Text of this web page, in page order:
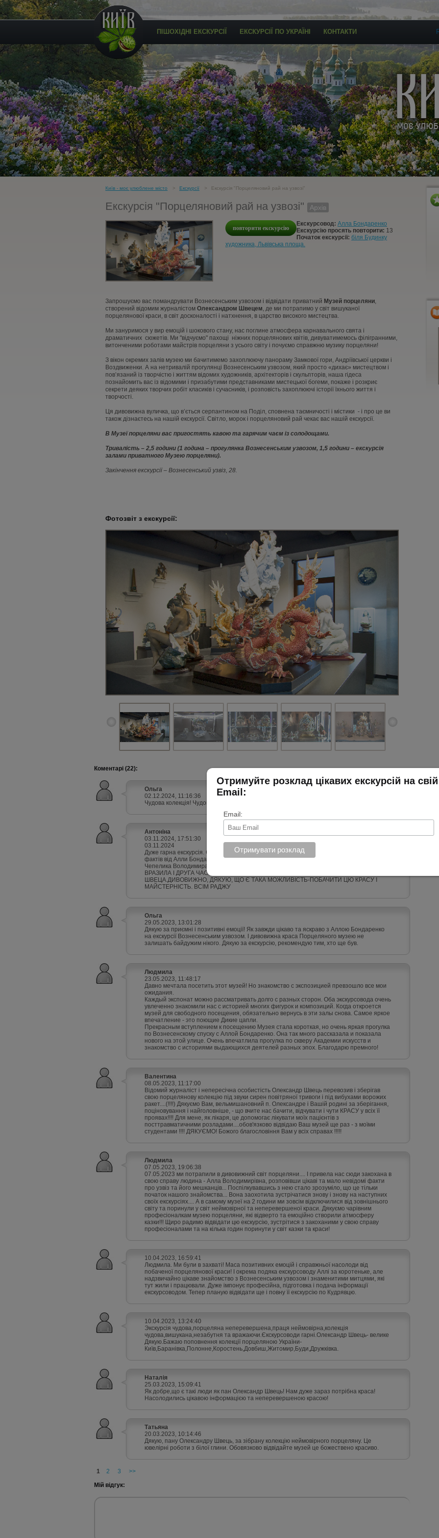
ПІШОХІДНІ ЕКСКУРСІЇ ЕКСКУРСІЇ ПО УКРАЇНІ КОНТАКТИ
Київ - моє улюблене місто Екскурсії Екскурсія "Порцеляновий рай на узвозі"
Екскурсія "Порцеляновий рай на узвозі" Архів
повторити екскурсію
Екскурсовод: Алла Бондаренко
Екскурсію просять повторити: 13
Початок екскурсії: біля Будинку
художника, Львівська площа.
Запрошуємо вас помандрувати Вознесенським узвозом і відвідати приватний Музей порцеляни,
створений відомим журналістом Олександром Швецем, де ми потрапимо у світ вишуканої
порцелянової краси, в світ досконалості і натхнення, в царство високого мистецтва.
Ми зануримося у вир емоцій і шокового стану, нас поглине атмосфера карнавального свята і
драматичних сюжетів. Ми "відчуємо" пахощі ніжних порцелянових квітів, дивуватимемось філігранними,
витонченими роботами майстрів порцеляни з усього світу і почуємо справжню музику порцеляни!
З вікон окремих залів музею ми бачитимемо захоплюючу панораму Замкової гори, Андріївської церкви і
Воздвиженки. А на нетривалій прогулянці Вознесенським узвозом, який просто «дихає» мистецтвом і
пов’язаний із творчістю і життям відомих художників, архітекторів і скульпторів, наша гідеса
познайомить вас із відомими і призабутими представниками мистецької богеми, покаже і розкриє
секрети деяких творчих робіт класиків і сучасників, і розповість захоплюючі історії їхнього життя і
творчості.
Ця дивовижна вуличка, що в’ється серпантином на Поділ, сповнена таємничості і містики - і про це ви
також дізнаєтесь на нашій екскурсії. Світло, морок і порцеляновий рай чекає вас нашій екскурсії.
В Музеї порцеляни вас пригостять кавою та гарячим чаєм із солодощами.
Тривалість – 2,5 години (1 година – прогулянка Вознесенським узвозом, 1,5 години – екскурсія
залами приватного Музею порцеляни).
Закінчення екскурсії – Вознесенський узвіз, 28.
Фотозвіт з екскурсії:
Коментарі (22):
Ольга
02.12.2024, 11:16:36
Чудова колекція! Чудова екскурсія!
Антоніна
03.11.2024, 17:51:30
03.11.2024
Дуже гарна екскурсія. Сонячний день,Вознесенський узвіз, золота осінь і багато історій і
фактів від Алли Бондаренко. А бонусом екскурсії-стало знайомство з сином скульптора
Чепелика Володимира. Пощастило побувати в їх майстерні і побачити роботи авторів.
ВРАЗИЛА І ДРУГА ЧАСТИНА-ПОРЦЕЛЯНОВА КОЛЕКЦІЯ ВІД ОЛЕКСАНДРА
ШВЕЦА.ДИВОВИЖНО, ДЯКУЮ, ЩО Є ТАКА МОЖЛИВІСТЬ-ПОБАЧИТИ ЦЮ КРАСУ І
МАЙСТЕРНІСТЬ. ВСІМ РАДЖУ
Ольга
29.05.2023, 13:01:28
Дякую за приємні і позитивні емоції! Як завжди цікаво та яскраво з Аллою Бондаренко
на екскурсії Вознесенським узвозом. І дивовижна краса Порцеляного музею не
залишать байдужим нікого. Дякую за екскурсію, рекомендую тим, хто ще був.
Людмила
23.05.2023, 11:48:17
Давно мечтала посетить этот музей! Но знакомство с экспозицией превзошло все мои
ожидания.
Каждый экспонат можно рассматривать долго с разных сторон. Оба экскурсовода очень
увлеченно знакомили нас с историей многих фигурок и композиций. Когда откроется
музей для свободного посещения, обязательно вернусь в эти залы снова. Самое яркое
впечатление - это поющие Дикие цапли.
Прекрасным вступлением к посещению Музея стала короткая, но очень яркая прогулка
по Вознесенскому спуску с Аллой Бондаренко. Она так много рассказала и показала
нового на этой улице. Очень впечатлила прогулка по скверу Академии искусств и
знакомство с историями выдающихся деятелей разных эпох. Благодарю премного!
Валентина
08.05.2023, 11:17:00
Відомий журналіст і непересічна особистість Олександр Швець перевозив і зберігав
свою порцелянову колекцію під звуки сирен повітряної тривоги і під вибухами ворожих
ракет....(!!!!) Дякуємо Вам, вельмишановний п. Олександре і Вашій родині за зберігання,
поціновування і найголовніше, - що вчите нас бачити, відчувати і чути КРАСУ у всіх її
проявах!!!! Для мене, як лікаря, це допомогає лікувати моїх пацієнтів з
посттравматичними розладами....обов'язково відвідаю Ваш музей ще раз - з моїми
студентами !!!! ДЯКУЄМО! Божого благословіння Вам у всіх справах !!!!!
Людмила
07.05.2023, 19:06:38
07.05.2023 ми потрапили в дивовижний світ порцеляни.... І привела нас сюди закохана в
свою справу людина - Алла Володимирівна, розповівши цікаві та мало невідомі факти
про узвіз та його мешканців... Поспілкувавшись з нею стало зрозуміло, що це тільки
початок нашого знайомства... Вона заохотила зустрічатися знову і знову на наступних
своїх екскурсіях.... А в самому музеї на 2 години ми зовсім відключилися від зовнішнього
світу та поринули у світ неймовірної та неперевершеної краси. Дякуємо чарівним
професіоналкам музею порцеляни, які відверто та емоційно створили атмосферу
казки!!! Щиро радимо відвідати цю екскурсію, зустрітися з закоханими у свою справу
професіоналами та на кілька годин поринути у світ казки та краси!
10.04.2023, 16:59:41
Людмила. Ми були в захваті! Маса позитивних емоцій і справжньої насолоди від
побаченої порцелянової краси! І окрема подяка екскурсоводу Аллі за коротеньке, але
надзвичайно цікаве знайомство з Вознесенським узвозом і знаменитими митцями, які
тут жили і працювали. Дуже імпонує професійна, підготовка і подача інформації
екскурсоводом. Тепер планую відвідати ще і повну її екскурсію по Кудрявцю.
10.04.2023, 13:24:40
Экскурсія чудова,порцеляна неперевершена,праця неймовірна,колекція
чудова,вишукана,незабутня та вражаючи.Єкскурсоводи гарні.Олександр Швець- велике
Дякую.Бажаю поповнення колекції порцеляною України-
Київ,Баранівка,Полонне,Коростень,Довбиш,Житомир,Буди,Дружківка.
Наталія
25.03.2023, 15:09:41
Як добре,що є такі люди як пан Олександр Швець! Нам дуже зараз потрібна краса!
Насолодились цікавою інформацією та неперевершеною красою!
Татьяна
20.03.2023, 10:14:46
Дякую, пану Олександру Швець, за зібрану колекцію неймовірного порцеляну. Це
ювелірні роботи з білої глини. Обовязково відвідайте музей це божествено красиво.
1 2 3
>>
Мій відгук:
Отримуйте розклад цікавих екскурсій на свій
Email:
Email: